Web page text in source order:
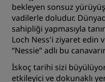
bekleyen sonsuz
vadilerle doludur.
sahipliği yapmasıyla
Loch Ness'i ziyaret edin
“Nessie” adlı bu
İskoç tarihi sizi
etkileyici ve dokunaklı